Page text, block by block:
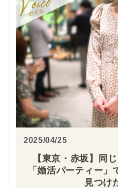
2025/04/25
【東京・赤坂】同
「婚活パーティー
見つけ